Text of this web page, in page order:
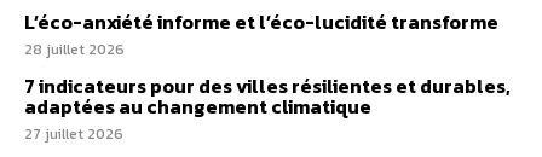
L’éco-anxiété informe et l’éco-lucidité transforme
28 juillet 2026
7 indicateurs pour des villes résilientes et durables,
adaptées au changement climatique
27 juillet 2026